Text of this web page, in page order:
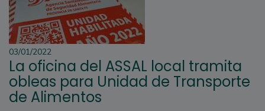
03/01/2022
La oficina del ASSAL local tramita
obleas para Unidad de Transporte
de Alimentos